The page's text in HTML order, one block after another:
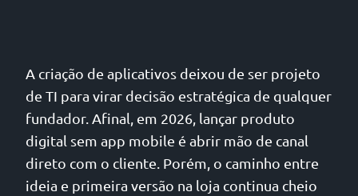
A criação de aplicativos deixou de ser projeto
de TI para virar decisão estratégica de qualquer
fundador. Afinal, em 2026, lançar produto
digital sem app mobile é abrir mão de canal
direto com o cliente. Porém, o caminho entre
ideia e primeira versão na loja continua cheio